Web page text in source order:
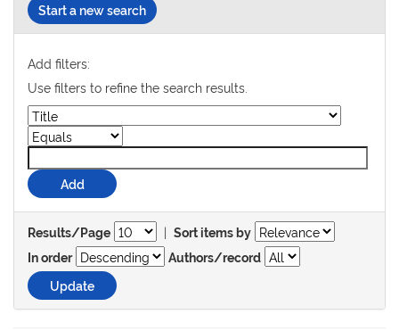
Start a new search
Add filters:
Use filters to refine the search results.
Results/Page | Sort items by
In order
Authors/record